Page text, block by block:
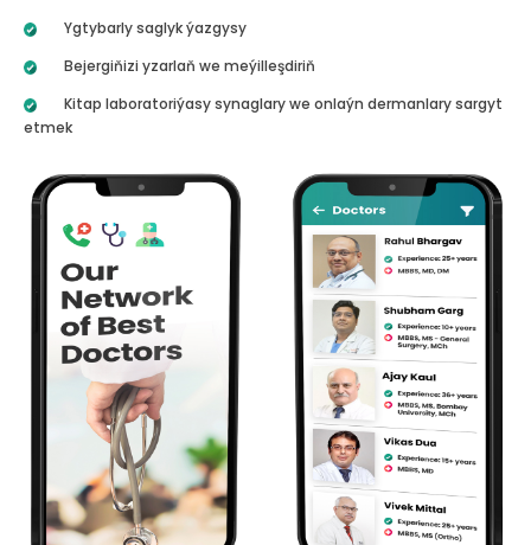
Ygtybarly saglyk ýazgysy
Bejergiňizi yzarlaň we meýilleşdiriň
Kitap laboratoriýasy synaglary we onlaýn dermanlary sargyt
etmek